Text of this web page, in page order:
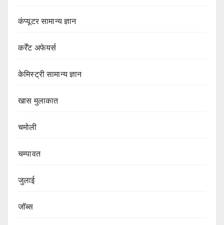
कंप्यूटर सामान्य ज्ञान
कर्रेंट अफेयर्स
केमिस्ट्री सामान्य ज्ञान
खास मुलाकात
चमोली
चम्पावत
जुलाई
जॉब्स